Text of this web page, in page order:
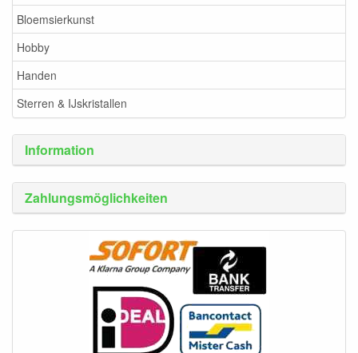
Bloemsierkunst
Hobby
Handen
Sterren & IJskristallen
Information
Zahlungsmöglichkeiten